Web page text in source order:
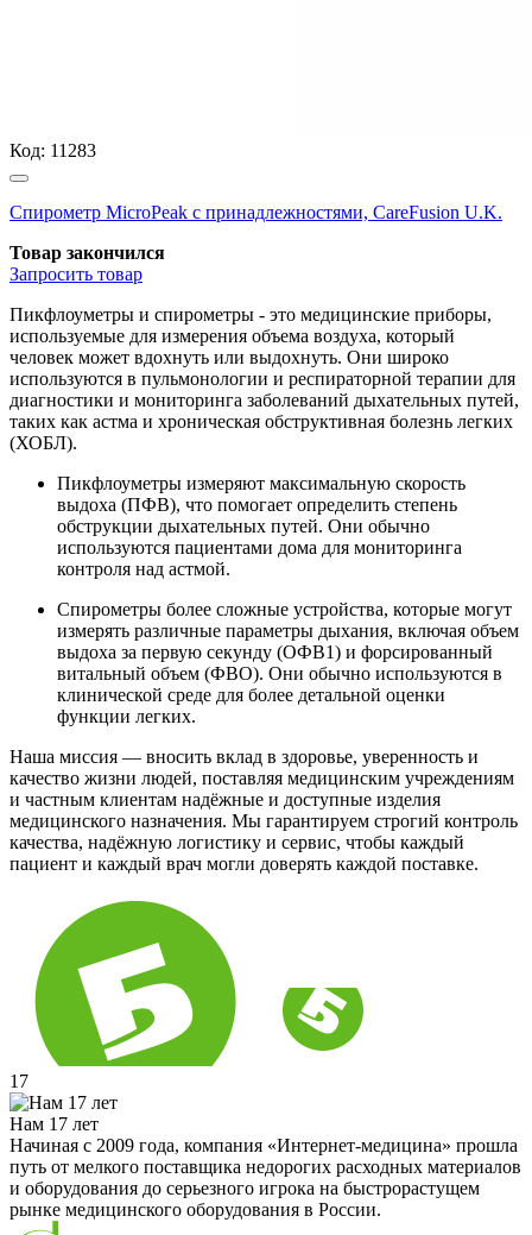
Код: 11283
Спирометр MicroPeak с принадлежностями, CareFusion U.K.
Товар закончился
Запросить товар
Пикфлоуметры и спирометры - это медицинские приборы,
используемые для измерения объема воздуха, который
человек может вдохнуть или выдохнуть. Они широко
используются в пульмонологии и респираторной терапии для
диагностики и мониторинга заболеваний дыхательных путей,
таких как астма и хроническая обструктивная болезнь легких
(ХОБЛ).
Пикфлоуметры измеряют максимальную скорость
выдоха (ПФВ), что помогает определить степень
обструкции дыхательных путей. Они обычно
используются пациентами дома для мониторинга
контроля над астмой.
Спирометры более сложные устройства, которые могут
измерять различные параметры дыхания, включая объем
выдоха за первую секунду (ОФВ1) и форсированный
витальный объем (ФВО). Они обычно используются в
клинической среде для более детальной оценки
функции легких.
Наша миссия — вносить вклад в здоровье, уверенность и
качество жизни людей, поставляя медицинским учреждениям
и частным клиентам надёжные и доступные изделия
медицинского назначения. Мы гарантируем строгий контроль
качества, надёжную логистику и сервис, чтобы каждый
пациент и каждый врач могли доверять каждой поставке.
17
Нам 17 лет
Начиная с 2009 года, компания «Интернет-медицина» прошла
путь от мелкого поставщика недорогих расходных материалов
и оборудования до серьезного игрока на быстрорастущем
рынке медицинского оборудования в России.